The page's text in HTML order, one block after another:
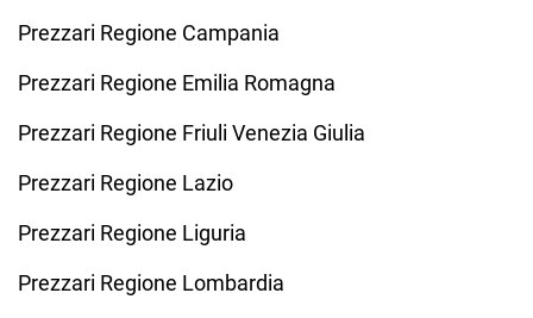
Prezzari Regione Campania
Prezzari Regione Emilia Romagna
Prezzari Regione Friuli Venezia Giulia
Prezzari Regione Lazio
Prezzari Regione Liguria
Prezzari Regione Lombardia